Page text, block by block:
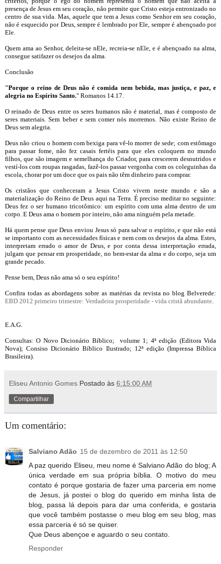
presença de Jesus em seu coração, não permite que Cristo esteja entronizado no
centro de sua vida. Mas, aquele que tem a Jesus como Senhor em seu coração,
não é esquecido por Deus, sempre é lembrado por Ele, sempre é abençoado por
Ele.
Quem ama ao Senhor, deleita-se nEle, recreia-se nEle, e é abençoado na alma,
consegue satifazer os desejos da alma.
Conclusão
"Porque o reino de Deus não é comida nem bebida, mas justiça, e paz, e
alegria no Espírito Santo." Romanos 14.17.
O reinado de Deus entre os seres humanos não é material, mas é composto de
seres materiais. Sem beber e sem comer nós morremos. Não existe Reino de
Deus sem alegria.
Deus não criou o homem com bexiga para vê-lo morrer de sede; com estômago
para passar fome, não fez casais fertéis para que eles coloquem no mundo
filhos, que são imagem e semelhança do Criador, para crescerem desnutridos e
vestí-los com roupas rasgadas, fazê-los passar vergonha com os coleguinhas da
escola, chorar por um doce que os pais não têm dinheiro para comprar.
Os cristãos que conheceram a Jesus Cristo vivem neste mundo e são a
materialização do Reino de Deus aqui na Terra. É preciso meditar no seguinte:
Deus fez o ser humano tricotômico: um espírito com uma alma dentro de um
corpo. E Deus ama o homem por inteiro, não ama ninguém pela metade.
Há quem pense que Deus enviou Jesus só para salvar o espírito, e que não está
se importanto com as necessidades físicas e nem com os desejos da alma. Estes,
interpretam errado o amor de Deus, e por conta dessa interpretação errada,
julgam que pensar em prosperidade, no bem-estar da alma e do corpo, seja um
grande pecado.
Pense bem, Deus não ama só o seu espírito!
Confira todas as abordagens sobre as matérias da revista no blog Belverede:
EBD 2012 primeiro trimestre: Verdadeira prosperidade - vida cristã abundante.
E.A.G.
Consultas: O Novo Dicionário Bíblico; volume 1; 4ª edição (Editora Vida
Nova); Consiso Dicionário Bíblico Ilustrado; 12ª edição (Imprensa Bíblica
Brasileira).
Eliseu Antonio Gomes Postado às 6:15:00 AM
Compartilhar
Um comentário:
Salviano Adão 15 de dezembro de 2011 às 12:50
A paz querido Eliseu, meu nome é Salviano Adão do blog; A
única verdade em sua própria bíblia. O motivo do meu
contato é porque gostaria de fazer uma parceria em nome
de Jesus, já postei o blog do querido em minha lista de
blog, passa lá depois para dar uma conferida, e gostaria
que você também postasse o meu blog em seu blog, mas
essa parceria é só se quiser.
Que Deus abençoe e aguardo o seu contato.
Responder